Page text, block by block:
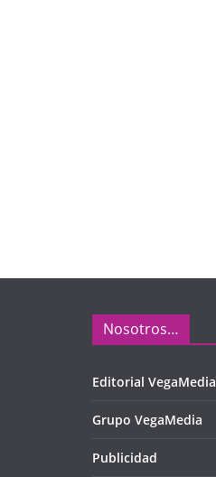
Nosotros…
Editorial VegaMedia
Grupo VegaMedia
Publicidad